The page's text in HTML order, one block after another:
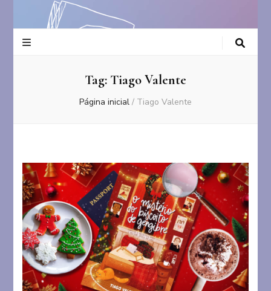
Tag: Tiago Valente
Página inicial / Tiago Valente